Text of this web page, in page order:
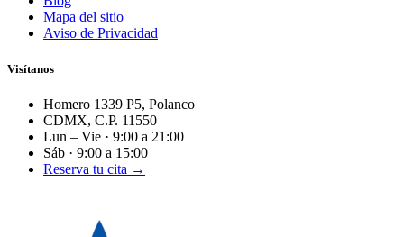
Mapa del sitio
Aviso de Privacidad
Visítanos
Homero 1339 P5, Polanco
CDMX, C.P. 11550
Lun – Vie · 9:00 a 21:00
Sáb · 9:00 a 15:00
Reserva tu cita →